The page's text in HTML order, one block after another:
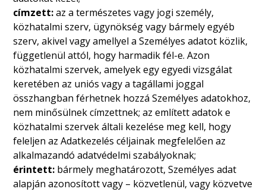
címzett:az a természetes vagy jogi személy,
közhatalmi szerv, ügynökség vagy bármely egyéb
szerv, akivel vagy amellyel a Személyes adatot közlik,
függetlenül attól, hogy harmadik fél-e. Azon
közhatalmi szervek, amelyek egy egyedi vizsgálat
keretében az uniós vagy a tagállami joggal
összhangban férhetnek hozzá Személyes adatokhoz,
nem minősülnek címzettnek; az említett adatok e
közhatalmi szervek általi kezelése meg kell, hogy
feleljen az Adatkezelés céljainak megfelelően az
alkalmazandó adatvédelmi szabályoknak;
érintett: bármely meghatározott, Személyes adat
alapján azonosított vagy – közvetlenül, vagy közvetve